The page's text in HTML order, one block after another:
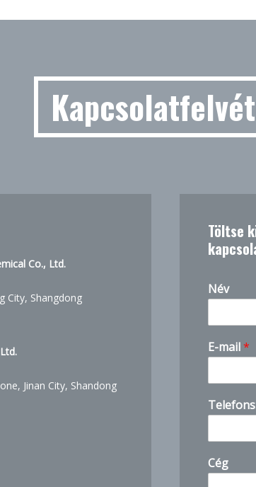
Co., Ltd.
City, Shangdong
Jinan City, Shandong
Töltse
Név
E-mail*
Cég